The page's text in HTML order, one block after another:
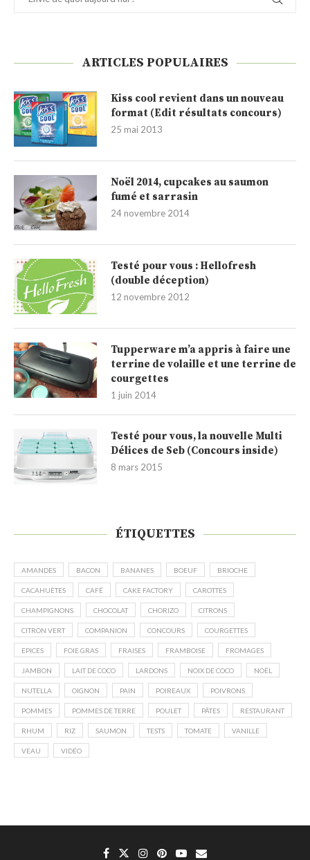
ARTICLES POPULAIRES
Kiss cool revient dans un nouveau
format (Edit résultats concours)
25 mai 2013
Noël 2014, cupcakes au saumon
fumé et sarrasin
24 novembre 2014
Testé pour vous : Hellofresh
(double déception)
12 novembre 2012
Tupperware m’a appris à faire une
terrine de volaille et une terrine de
courgettes
1 juin 2014
Testé pour vous, la nouvelle Multi
Délices de Seb (Concours inside)
8 mars 2015
ÉTIQUETTES
AMANDES BACON BANANES BOEUF BRIOCHE
CACAHUÈTES CAFÉ CAKE FACTORY CAROTTES
CHAMPIGNONS CHOCOLAT CHORIZO CITRONS
CITRON VERT COMPANION CONCOURS COURGETTES
EPICES FOIE GRAS FRAISES FRAMBOISE FROMAGES
JAMBON LAIT DE COCO LARDONS NOIX DE COCO NOËL
NUTELLA OIGNON PAIN POIREAUX POIVRONS
POMMES POMMES DE TERRE POULET PÂTES RESTAURANT
RHUM RIZ SAUMON TESTS TOMATE VANILLE
VEAU VIDÉO